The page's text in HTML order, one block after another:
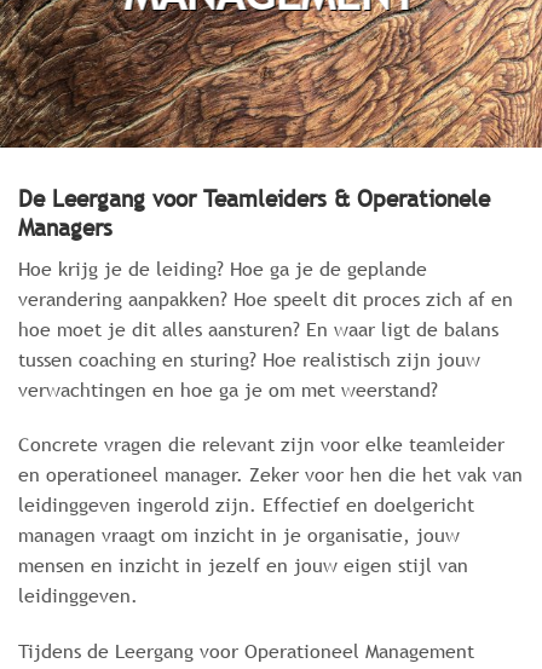
De Leergang voor Teamleiders & Operationele
Managers
Hoe krijg je de leiding? Hoe ga je de geplande
verandering aanpakken? Hoe speelt dit proces zich af en
hoe moet je dit alles aansturen? En waar ligt de balans
tussen coaching en sturing? Hoe realistisch zijn jouw
verwachtingen en hoe ga je om met weerstand?
Concrete vragen die relevant zijn voor elke teamleider
en operationeel manager. Zeker voor hen die het vak van
leidinggeven ingerold zijn. Effectief en doelgericht
managen vraagt om inzicht in je organisatie, jouw
mensen en inzicht in jezelf en jouw eigen stijl van
leidinggeven.
Tijdens de Leergang voor Operationeel Management